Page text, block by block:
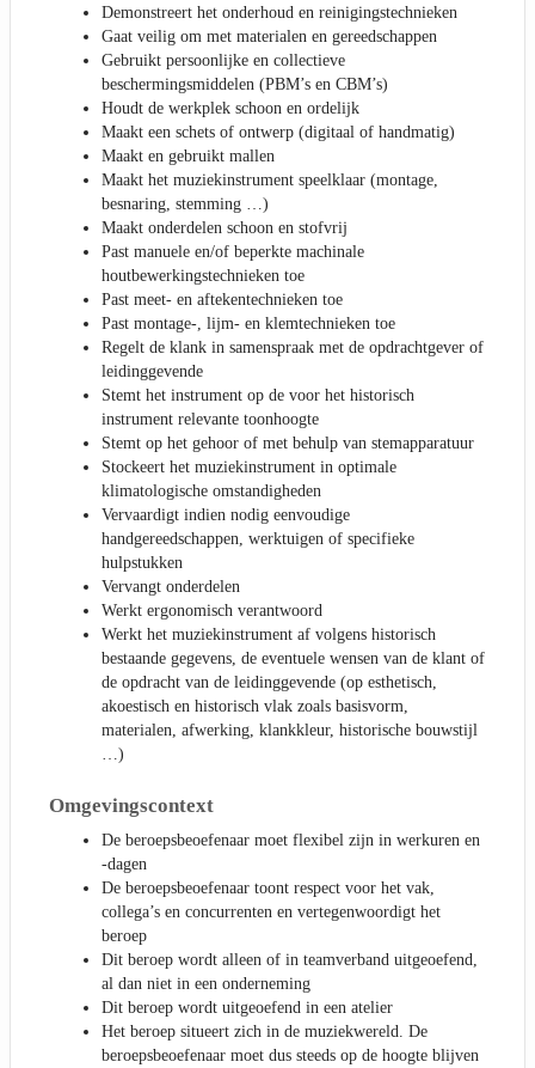
Demonstreert het onderhoud en reinigingstechnieken
Gaat veilig om met materialen en gereedschappen
Gebruikt persoonlijke en collectieve
beschermingsmiddelen (PBM’s en CBM’s)
Houdt de werkplek schoon en ordelijk
Maakt een schets of ontwerp (digitaal of handmatig)
Maakt en gebruikt mallen
Maakt het muziekinstrument speelklaar (montage,
besnaring, stemming …)
Maakt onderdelen schoon en stofvrij
Past manuele en/of beperkte machinale
houtbewerkingstechnieken toe
Past meet- en aftekentechnieken toe
Past montage-, lijm- en klemtechnieken toe
Regelt de klank in samenspraak met de opdrachtgever of
leidinggevende
Stemt het instrument op de voor het historisch
instrument relevante toonhoogte
Stemt op het gehoor of met behulp van stemapparatuur
Stockeert het muziekinstrument in optimale
klimatologische omstandigheden
Vervaardigt indien nodig eenvoudige
handgereedschappen, werktuigen of specifieke
hulpstukken
Vervangt onderdelen
Werkt ergonomisch verantwoord
Werkt het muziekinstrument af volgens historisch
bestaande gegevens, de eventuele wensen van de klant of
de opdracht van de leidinggevende (op esthetisch,
akoestisch en historisch vlak zoals basisvorm,
materialen, afwerking, klankkleur, historische bouwstijl
…)
Omgevingscontext
De beroepsbeoefenaar moet flexibel zijn in werkuren en
-dagen
De beroepsbeoefenaar toont respect voor het vak,
collega’s en concurrenten en vertegenwoordigt het
beroep
Dit beroep wordt alleen of in teamverband uitgeoefend,
al dan niet in een onderneming
Dit beroep wordt uitgeoefend in een atelier
Het beroep situeert zich in de muziekwereld. De
beroepsbeoefenaar moet dus steeds op de hoogte blijven